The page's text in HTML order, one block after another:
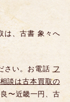
は、古書 象々へ
さい。お電話 フ
談は古本買取の
〜近畿一円、古